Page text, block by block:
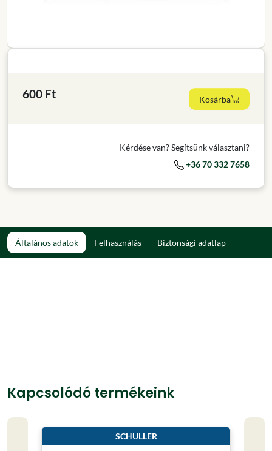
600 Ft Kosárba
Kérdése van? Segítsünk választani?
+36 70 332 7658
Általános adatok Felhasználás Biztonsági adatlap
Kapcsolódó termékeink
SCHULLER